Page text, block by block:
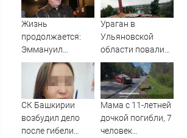
Жизнь
продолжается:
Эммануил
Виторган
рассказывает
свою историю со
сцены
Ураган в
Ульяновской
области повалил
столбы, деревья и
крыши
СК Башкирии
возбудил дело
после гибели
Мама с 11-летней
дочкой погибли, 7
человек